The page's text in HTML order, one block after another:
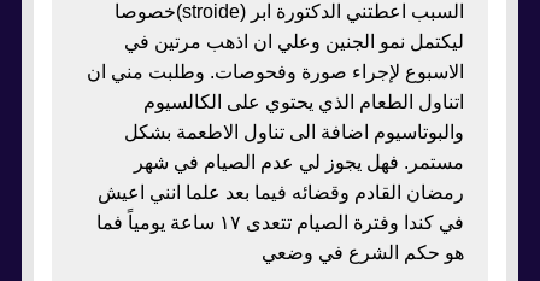
السبب اعطتني الدكتورة ابر (stroide)خصوصا
ليكتمل نمو الجنين وعلي ان اذهب مرتين في
الاسبوع لإجراء صورة وفحوصات. وطلبت مني ان
اتناول الطعام الذي يحتوي على الكالسيوم
والبوتاسيوم اضافة الى تناول الاطعمة بشكل
مستمر. فهل يجوز لي عدم الصيام في شهر
رمضان القادم وقضائه فيما بعد علما انني اعيش
في كندا وفترة الصيام تتعدى ١٧ ساعة يومياً فما
هو حكم الشرع في وضعي